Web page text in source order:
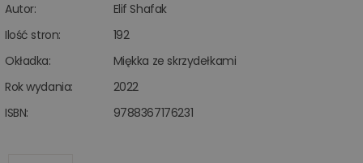
Autor:
Elif Shafak
Ilość stron:
192
Okładka:
Miękka ze skrzydełkami
Rok wydania:
2022
ISBN:
9788367176231